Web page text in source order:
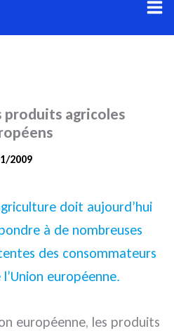
produits agricoles
2009
doit aujourd’hui
à de nombreuses
des consommateurs
l’Union européenne.
européenne, les produits